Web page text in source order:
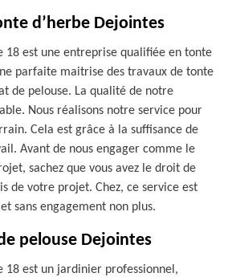
d’herbe Dejointes
18 est une entreprise qualifiée en tonte
parfaite maitrise des travaux de tonte
de pelouse. La qualité de notre
Nous réalisons notre service pour
Cela est grâce à la suffisance de
Avant de nous engager comme le
sachez que vous avez le droit de
de votre projet. Chez, ce service est
sans engagement non plus.
pelouse Dejointes
18 est un jardinier professionnel,